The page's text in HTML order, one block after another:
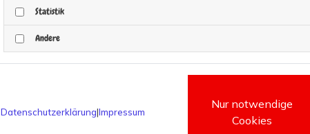
Statistik
Andere
Datenschutzerklärung|Impressum
Nur notwendige
Cookies